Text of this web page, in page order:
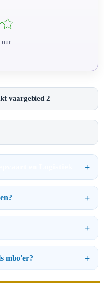
uur
vaargebied 2
mbo'er?